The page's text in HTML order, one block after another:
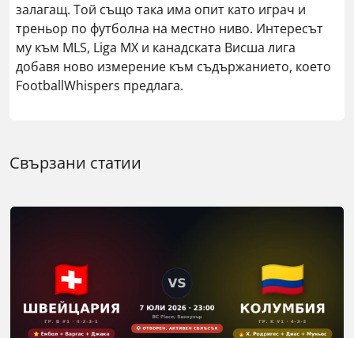
залагащ. Той също така има опит като играч и
треньор по футболна на местно ниво. Интересът
му към MLS, Liga MX и канадската Висша лига
добавя ново измерение към съдържанието, което
FootballWhispers предлага.
Свързани статии